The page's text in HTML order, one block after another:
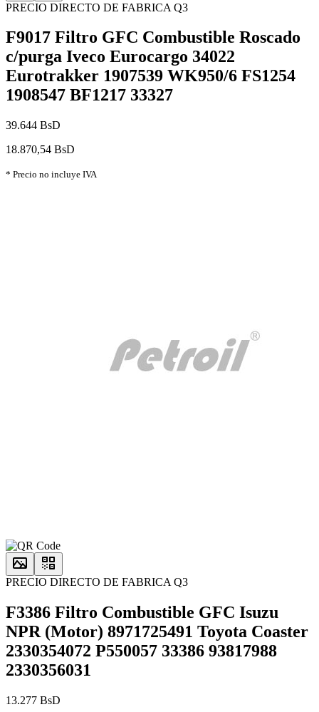
PRECIO DIRECTO DE FABRICA Q3
F9017 Filtro GFC Combustible Roscado
c/purga Iveco Eurocargo 34022
Eurotrakker 1907539 WK950/6 FS1254
1908547 BF1217 33327
39.644 BsD
18.870,54 BsD
* Precio no incluye IVA
PRECIO DIRECTO DE FABRICA Q3
F3386 Filtro Combustible GFC Isuzu
NPR (Motor) 8971725491 Toyota Coaster
2330354072 P550057 33386 93817988
2330356031
13.277 BsD